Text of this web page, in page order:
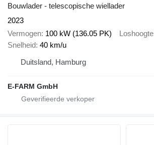
Bouwlader - telescopische wiellader
2023
Vermogen 100 kW (136.05 PK) Loshoogte
Snelheid 40 km/u
Duitsland, Hamburg
E-FARM GmbH